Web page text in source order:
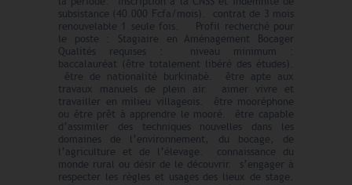
subsistance (40.000 Fcfa/mois). contrat de 3 mois
renouvelable 1 seule fois. Profil recherché pour
le poste : Stagiaire en Aménagement Bocager
Qualités requises : niveau minimum :
baccalauréat (être totalement libéré des études).
être de nationalité burkinabè. être apte aux
travaux manuels de plein air. aimer vivre et
travailler en milieu villageois. être mooréphone
ou être prêt à apprendre le mooré. être capable
d’assimiler des techniques nouvelles dans les
domaines de l’environnement, du bocage, de
l’agriculture et de l’élevage. connaissance du
monde rural ou désir de le découvrir. s’engager à
respecter les règles et usages des lieux de stage.